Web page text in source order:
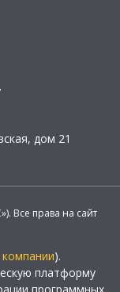
дом 21
Все права на сайт
компании).
платформу